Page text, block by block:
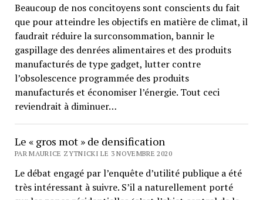
Beaucoup de nos concitoyens sont conscients du fait
que pour atteindre les objectifs en matière de climat, il
faudrait réduire la surconsommation, bannir le
gaspillage des denrées alimentaires et des produits
manufacturés de type gadget, lutter contre
l’obsolescence programmée des produits
manufacturés et économiser l’énergie. Tout ceci
reviendrait à diminuer…
Le « gros mot » de densification
PAR MAURICE ZYTNICKI LE 3 NOVEMBRE 2020
Le débat engagé par l’enquête d’utilité publique a été
très intéressant à suivre. S’il a naturellement porté